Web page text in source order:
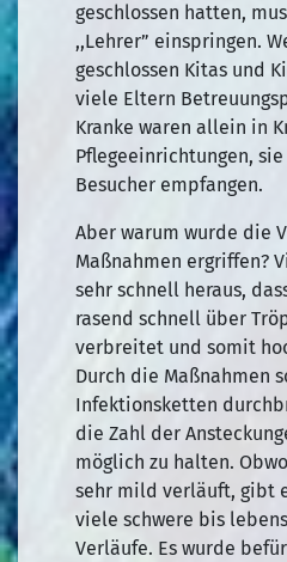
geschlossen hatten,
,,Lehrer” einspringen.
geschlossen Kitas und
viele Eltern
Kranke waren allein in
Pflegeeinrichtungen,
Besucher empfangen.
Aber warum wurde die
Maßnahmen ergriffen?
sehr schnell heraus,
rasend schnell über
verbreitet und somit
Durch die Maßnahmen
Infektionsketten
die Zahl der
möglich zu halten.
sehr mild verläuft, gibt
viele schwere bis
Verläufe. Es wurde